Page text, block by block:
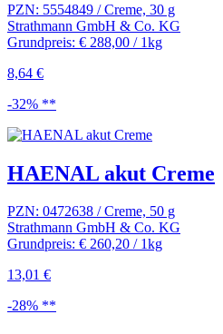
PZN: 5554849 / Creme, 30 g
Strathmann GmbH & Co. KG
Grundpreis: € 288,00 / 1kg
8,64 €
-32% **
HAENAL akut Creme
PZN: 0472638 / Creme, 50 g
Strathmann GmbH & Co. KG
Grundpreis: € 260,20 / 1kg
13,01 €
-28% **